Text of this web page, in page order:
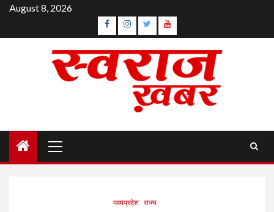
Skip
content
August 8, 2026
Facebook
Instagram
TwitterYouTube
Menu
मध्यप्रदेश राज्य